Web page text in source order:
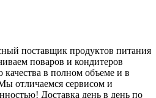
поставщик продуктов питания
поваров и кондитеров
качества в полном объеме и в
отличаемся сервисом и
Доставка день в день по